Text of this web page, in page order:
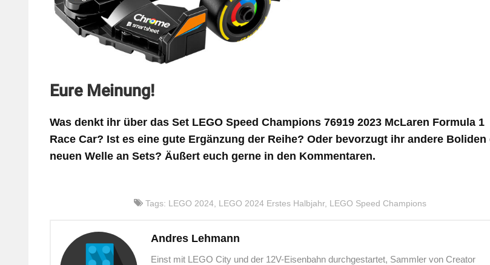
Eure Meinung!
Was denkt ihr über das Set LEGO Speed Champions 76919 2023 McLaren Formula 1
Race Car? Ist es eine gute Ergänzung der Reihe? Oder bevorzugt ihr andere Boliden
neuen Welle an Sets? Äußert euch gerne in den Kommentaren.
Tags: LEGO 2024, LEGO 2024 Erstes Halbjahr, LEGO Speed Champions
Andres Lehmann
Einst mit LEGO City und der 12V-Eisenbahn durchgestartet, Sammler von Creator